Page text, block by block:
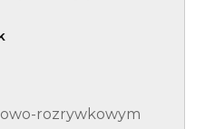
rozrywkowym